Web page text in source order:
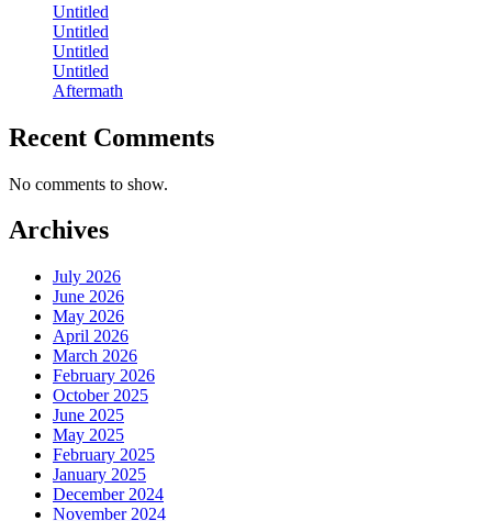
Untitled
Untitled
Untitled
Untitled
Aftermath
Recent Comments
No comments to show.
Archives
July 2026
June 2026
May 2026
April 2026
March 2026
February 2026
October 2025
June 2025
May 2025
February 2025
January 2025
December 2024
November 2024